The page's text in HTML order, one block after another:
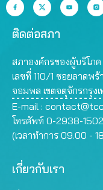
ติดต่อสภา
สภาองค์กรของผู้บริโภ
เลขที่ 110/1 ซอยลาดพ
จอมพล เขตจตุจักรกรุง
E-mail :
โทรศัพท์ 0-2938-1502
(เวลาทำการ 09.00 -
เกี่ยวกับเรา